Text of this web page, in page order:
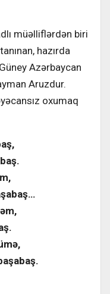
müəlliflərdən biri
hazırda
Azərbaycan
Aruzdur.
oxumaq